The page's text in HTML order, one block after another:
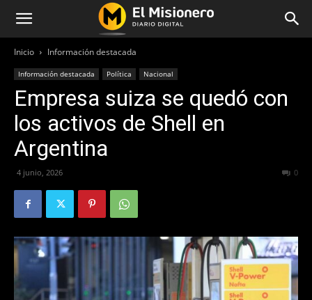
Inicio Información destacada
Información destacada Política Nacional
Empresa suiza se quedó con
los activos de Shell en
Argentina
4 junio, 2026 0